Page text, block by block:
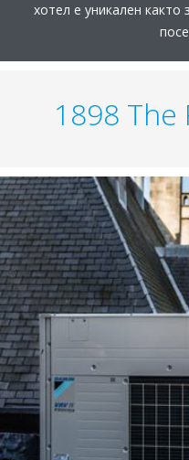
хотел е уникален както
1898 The